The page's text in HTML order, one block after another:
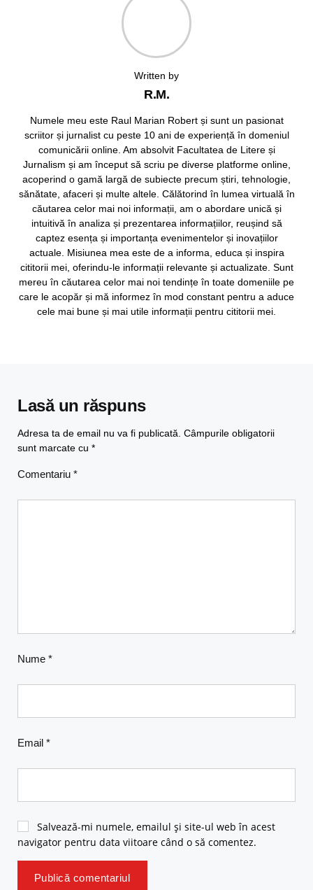
Written by
R.M.
Numele meu este Raul Marian Robert și sunt un pasionat
scriitor și jurnalist cu peste 10 ani de experiență în domeniul
comunicării online. Am absolvit Facultatea de Litere și
Jurnalism și am început să scriu pe diverse platforme online,
acoperind o gamă largă de subiecte precum știri, tehnologie,
sănătate, afaceri și multe altele. Călătorind în lumea virtuală în
căutarea celor mai noi informații, am o abordare unică și
intuitivă în analiza și prezentarea informațiilor, reușind să
captez esența și importanța evenimentelor și inovațiilor
actuale. Misiunea mea este de a informa, educa și inspira
cititorii mei, oferindu-le informații relevante și actualizate. Sunt
mereu în căutarea celor mai noi tendințe în toate domeniile pe
care le acopăr și mă informez în mod constant pentru a aduce
cele mai bune și mai utile informații pentru cititorii mei.
Lasă un răspuns
Adresa ta de email nu va fi publicată. Câmpurile obligatorii
sunt marcate cu *
Comentariu *
Nume *
Email *
Salvează-mi numele, emailul și site-ul web în acest
navigator pentru data viitoare când o să comentez.